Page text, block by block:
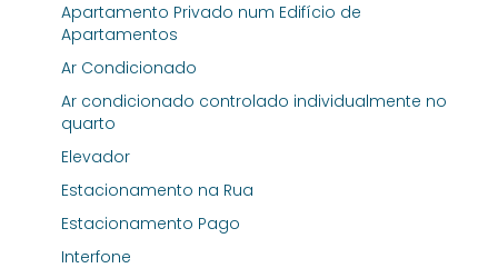
Apartamento Privado num Edifício de
Apartamentos
Ar Condicionado
Ar condicionado controlado individualmente no
quarto
Elevador
Estacionamento na Rua
Estacionamento Pago
Interfone